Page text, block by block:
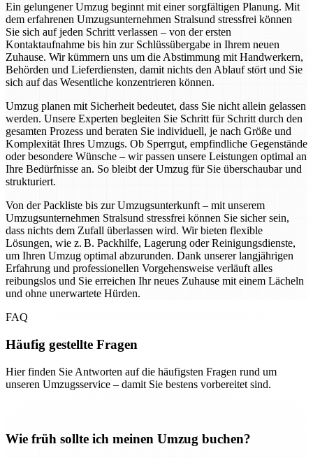
Ein gelungener Umzug beginnt mit einer sorgfältigen Planung. Mit
dem erfahrenen Umzugsunternehmen Stralsund stressfrei können
Sie sich auf jeden Schritt verlassen – von der ersten
Kontaktaufnahme bis hin zur Schlüssübergabe in Ihrem neuen
Zuhause. Wir kümmern uns um die Abstimmung mit Handwerkern,
Behörden und Lieferdiensten, damit nichts den Ablauf stört und Sie
sich auf das Wesentliche konzentrieren können.
Umzug planen mit Sicherheit bedeutet, dass Sie nicht allein gelassen
werden. Unsere Experten begleiten Sie Schritt für Schritt durch den
gesamten Prozess und beraten Sie individuell, je nach Größe und
Komplexität Ihres Umzugs. Ob Sperrgut, empfindliche Gegenstände
oder besondere Wünsche – wir passen unsere Leistungen optimal an
Ihre Bedürfnisse an. So bleibt der Umzug für Sie überschaubar und
strukturiert.
Von der Packliste bis zur Umzugsunterkunft – mit unserem
Umzugsunternehmen Stralsund stressfrei können Sie sicher sein,
dass nichts dem Zufall überlassen wird. Wir bieten flexible
Lösungen, wie z. B. Packhilfe, Lagerung oder Reinigungsdienste,
um Ihren Umzug optimal abzurunden. Dank unserer langjährigen
Erfahrung und professionellen Vorgehensweise verläuft alles
reibungslos und Sie erreichen Ihr neues Zuhause mit einem Lächeln
und ohne unerwartete Hürden.
FAQ
Häufig gestellte Fragen
Hier finden Sie Antworten auf die häufigsten Fragen rund um
unseren Umzugsservice – damit Sie bestens vorbereitet sind.
Wie früh sollte ich meinen Umzug buchen?